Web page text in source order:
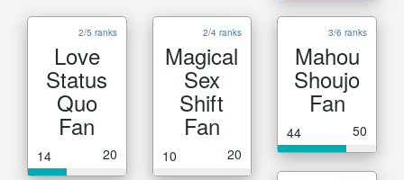
2/5 ranks
Love
Status
Quo
Fan
14 20
2/4 ranks
Magical
Sex
Shift
Fan
10 20
3/6 ranks
Mahou
Shoujo
Fan
44 50